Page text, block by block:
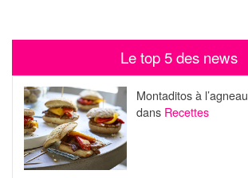
Le top 5 des news
Montaditos à l’agneau
dans Recettes